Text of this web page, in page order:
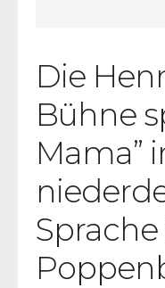
Die
Bühne
Mama”
Sprache